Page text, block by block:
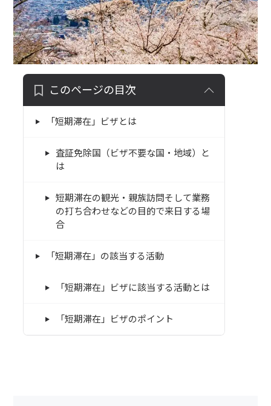
このページの目次
「短期滞在」ビザとは
査証免除国（ビザ不要な国・地域）と
は
短期滞在の観光・親族訪問そして業務
の打ち合わせなどの目的で来日する場
合
「短期滞在」の該当する活動
「短期滞在」ビザに該当する活動とは
「短期滞在」ビザのポイント